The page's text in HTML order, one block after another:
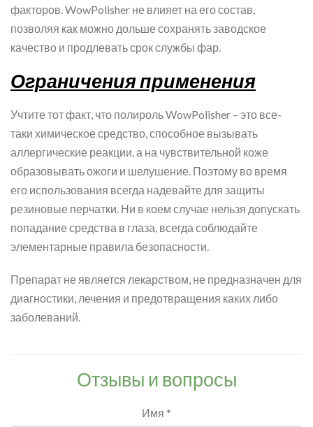
факторов. WowPolisher не влияет на его состав,
позволяя как можно дольше сохранять заводское
качество и продлевать срок службы фар.
Ограничения применения
Учтите тот факт, что полироль WowPolisher – это все-
таки химическое средство, способное вызывать
аллергические реакции, а на чувствительной коже
образовывать ожоги и шелушение. Поэтому во время
его использования всегда надевайте для защиты
резиновые перчатки. Ни в коем случае нельзя допускать
попадание средства в глаза, всегда соблюдайте
элементарные правила безопасности.
Препарат не является лекарством, не предназначен для
диагностики, лечения и предотвращения каких либо
заболеваний.
Отзывы и вопросы
Имя *